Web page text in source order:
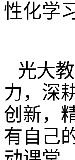
性化学
光大
力，深
创新，
有自己